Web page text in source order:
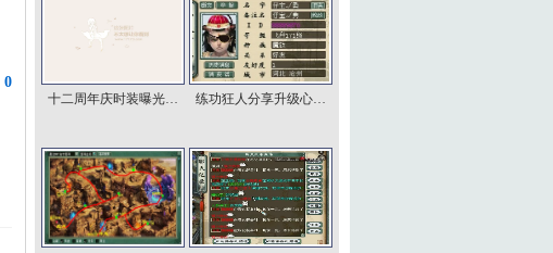
0
十二周年庆时装曝光… 练功狂人分享升级心…